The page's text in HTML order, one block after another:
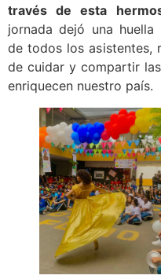
través de esta
jornada dejó una
de todos los asistentes,
de cuidar y compartir
enriquecen nuestro país.